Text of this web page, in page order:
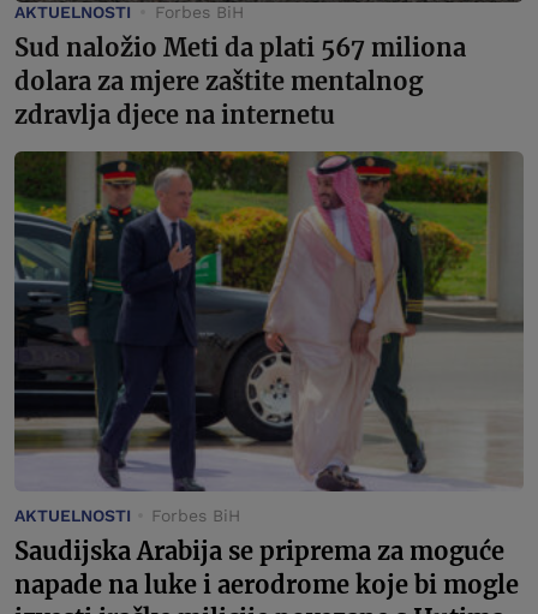
AKTUELNOSTI Forbes BiH
Sud naložio Meti da plati 567 miliona
dolara za mjere zaštite mentalnog
zdravlja djece na internetu
AKTUELNOSTI Forbes BiH
Saudijska Arabija se priprema za moguće
napade na luke i aerodrome koje bi mogle